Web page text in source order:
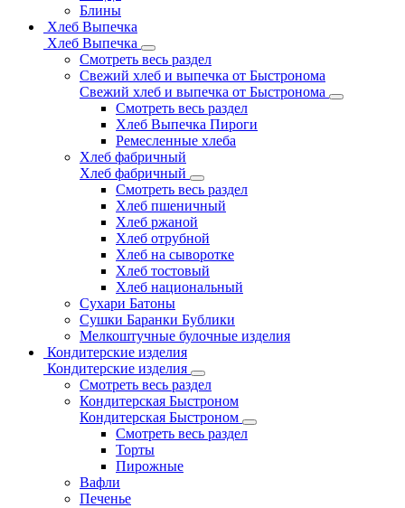
Блины
Хлеб Выпечка
Хлеб Выпечка
Смотреть весь раздел
Свежий хлеб и выпечка от Быстронома
Свежий хлеб и выпечка от Быстронома
Смотреть весь раздел
Хлеб Выпечка Пироги
Ремесленные хлеба
Хлеб фабричный
Хлеб фабричный
Смотреть весь раздел
Хлеб пшеничный
Хлеб ржаной
Хлеб отрубной
Хлеб на сыворотке
Хлеб тостовый
Хлеб национальный
Сухари Батоны
Сушки Баранки Бублики
Мелкоштучные булочные изделия
Кондитерские изделия
Кондитерские изделия
Смотреть весь раздел
Кондитерская Быстроном
Кондитерская Быстроном
Смотреть весь раздел
Торты
Пирожные
Вафли
Печенье